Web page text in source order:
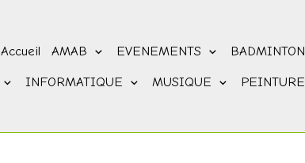
Accueil AMAB EVENEMENTS BADMINTON
INFORMATIQUE MUSIQUE PEINTURE